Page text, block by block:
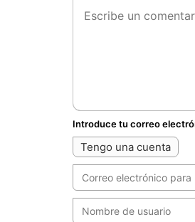
Introduce tu correo
Tengo una cuenta